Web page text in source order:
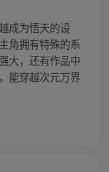
成为悟天的设
角拥有特殊的系
大，还有作品中
能穿越次元万界